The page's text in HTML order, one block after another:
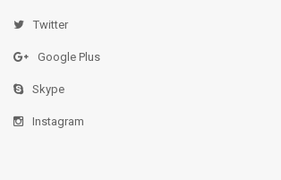
Twitter
Google Plus
Skype
Instagram